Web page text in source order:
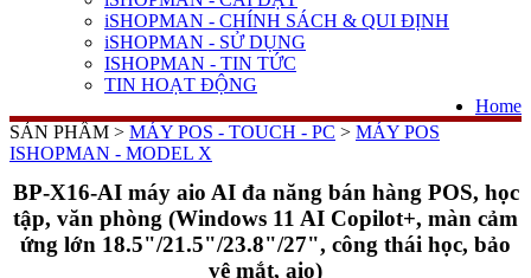
iSHOPMAN - CHÍNH SÁCH & QUI ĐỊNH
iSHOPMAN - SỬ DỤNG
ISHOPMAN - TIN TỨC
TIN HOẠT ĐỘNG
Home
SẢN PHẨM > MÁY POS - TOUCH - PC > MÁY POS
ISHOPMAN - MODEL X
BP-X16-AI máy aio AI đa năng bán hàng POS, học
tập, văn phòng (Windows 11 AI Copilot+, màn cảm
ứng lớn 18.5"/21.5"/23.8"/27", công thái học, bảo
vệ mắt, aio)